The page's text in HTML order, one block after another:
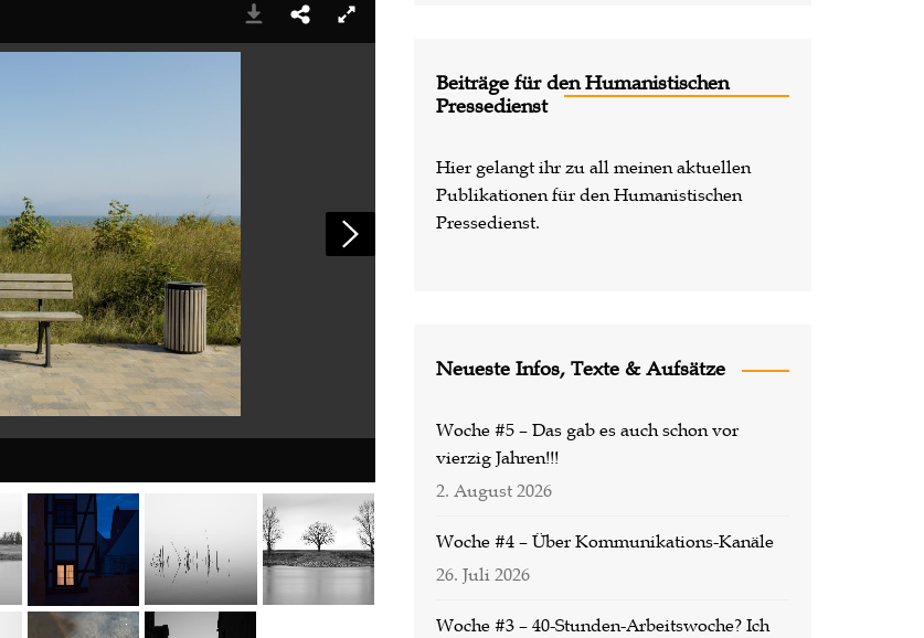
Beiträge für den Humanistischen
Pressedienst
Hier gelangt ihr zu all meinen aktuellen
Publikationen für den Humanistischen
Pressedienst.
Neueste Infos, Texte & Aufsätze
Woche #5 – Das gab es auch schon vor
vierzig Jahren!!!
2. August 2026
Woche #4 – Über Kommunikations-Kanäle
26. Juli 2026
Woche #3 – 40-Stunden-Arbeitswoche? Ich